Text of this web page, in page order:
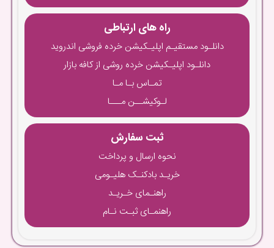
راه های ارتباطی
دانلـود مستقیـم اپلیـکیشن خرده فروشی اندروید
دانلـود اپلیـکیشن خرده روشی از کافه بازار
تمـاس بـا مـا
لـوکیشــن مـــا
ثبت سفارش
نحوه ارسال و پرداخت
خریـد بادکنـک هلیـومی
راهنـمای خـریـد
راهنمـای ثبـت نـام